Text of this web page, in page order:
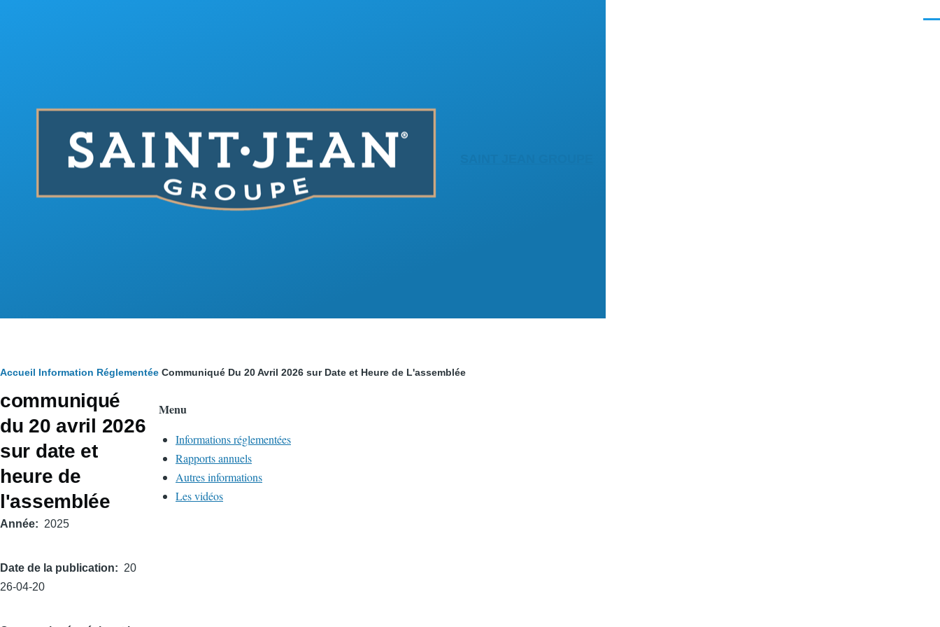
Fil
d'Ariane
Accueil Information Réglementée Communiqué Du 20 Avril 2026 sur Date et Heure de L'assemblée
communiqué
du 20 avril 2026
sur date et
heure de
l'assemblée
Année 2025
Date de la publication
20
26-04-20
Menu
Informations réglementées
Rapports annuels
Autres informations
Les vidéos